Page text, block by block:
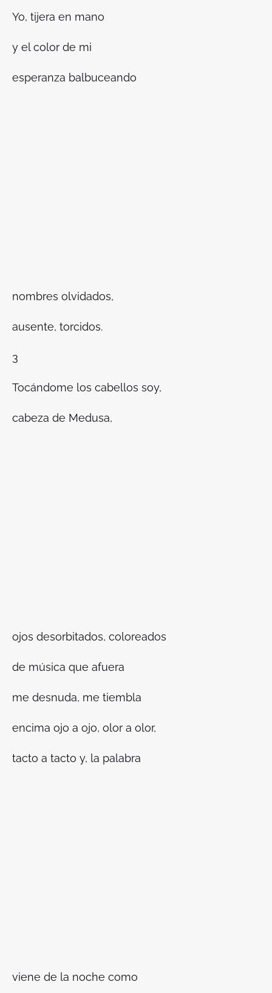
Yo, tijera en mano
y el color de mi
esperanza balbuceando
nombres olvidados,
ausente, torcidos.
3
Tocándome los cabellos soy,
cabeza de Medusa,
ojos desorbitados, coloreados
de música que afuera
me desnuda, me tiembla
encima ojo a ojo, olor a olor,
tacto a tacto y, la palabra
viene de la noche como